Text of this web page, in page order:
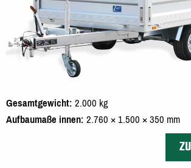
Gesamtgewicht 2.000 kg
Aufbaumaße innen 2.760 × 1.500 × 350 mm